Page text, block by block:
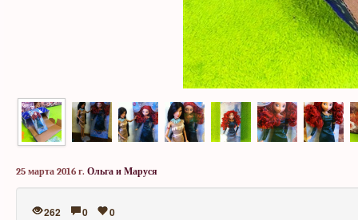
25 марта 2016 г. Ольга и Маруся
262 0 0